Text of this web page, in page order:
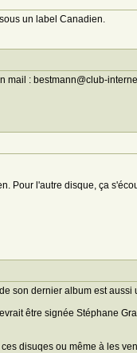
un label Canadien.
mail : bestmann@club-
Pour l'autre disque, ça
son dernier album est
être signée Stéphane
disuqes ou même à les